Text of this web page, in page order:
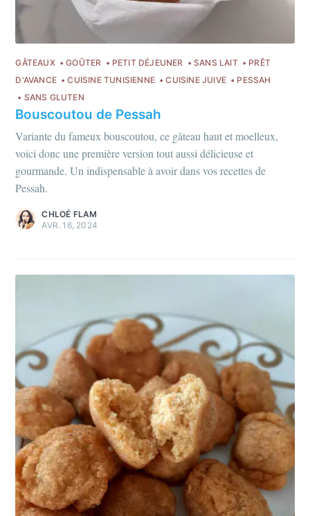
GÂTEAUX GOÛTER PETIT DÉJEUNER SANS LAIT
PRÊT
D'AVANCE
CUISINE TUNISIENNE CUISINE JUIVE
PESSAH
SANS GLUTEN
Bouscoutou de Pessah
Variante du fameux bouscoutou, ce gâteau haut et moelleux,
voici donc une première version tout aussi délicieuse et
gourmande. Un indispensable à avoir dans vos recettes de
Pessah.
CHLOÉ FLAM
AVR. 16, 2024